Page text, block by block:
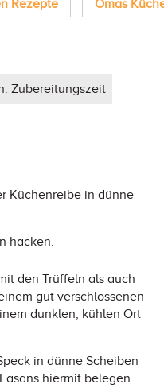
Rezepte Omas
Zubereitungszeit
Küchenreibe in dünne
hacken.
den Trüffeln als auch
gut verschlossenen
dunklen, kühlen Ort
in dünne Scheiben
hiermit belegen